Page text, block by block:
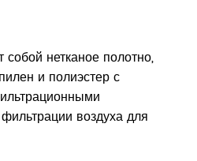
нетканое полотно,
и полиэстер с
воздуха для